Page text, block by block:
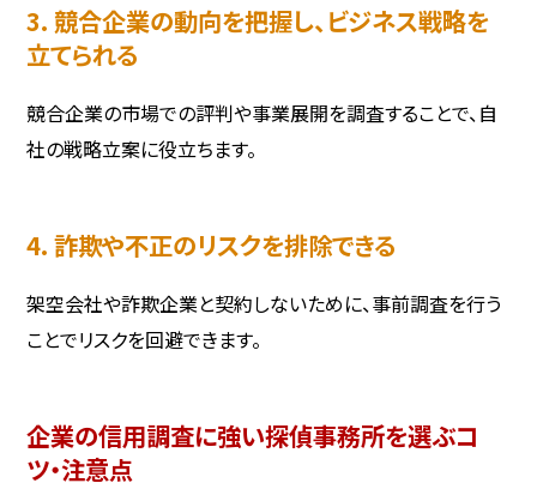
3. 競合企業の動向を把握し、ビジネス戦略を
立てられる
競合企業の市場での評判や事業展開を調査することで、自
社の戦略立案に役立ちます。
4. 詐欺や不正のリスクを排除できる
架空会社や詐欺企業と契約しないために、事前調査を行う
ことでリスクを回避できます。
企業の信用調査に強い探偵事務所を選ぶコ
ツ・注意点